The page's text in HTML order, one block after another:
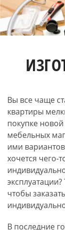
Вы все чаще
квартиры
покупке
мебельных
ими
хочется чего-
чтобы
В последние